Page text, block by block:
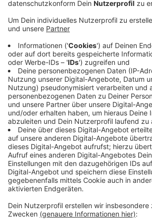
Die Aktion nennt sich "Die Stunde der
Man soll sich eine Stunde lang Zeit
dieser alle Vögel, die von Wohnung,
aus sichtbar sind, erfassen und melden.
detaillierte Momentaufnahme der
unseren Städten und Dörfern
steht in diesem Jahr die Blaumeise,
vergangenen Frühjahr tausende
Epidemie umgekommen waren.
noch bis heute Abend, bis zum 18.
Beobachtungen dann online unter
werden.
ES
Anzeige